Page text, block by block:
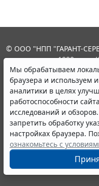
Мы обрабатываем
браузера и используем
аналитики в целях
работоспособности
исследований и
запретить обработку
настройках браузера.
ознакомьтесь с
© ООО "НПП "ГАРАНТ-
выпускается с 1990
являются участниками
информации ГАРАНТ.
Портал ГАРАНТ.РУ
издания Федеральной
связи,информационных
коммуникаций
июня 2014 года.
16+
Контакты